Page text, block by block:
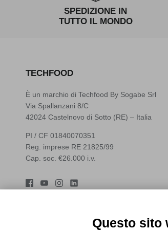
SPEDIZIONE IN
TUTTO IL MONDO
TECHFOOD
È un marchio di Techfood By Sogabe Srl
Via Spallanzani 8/C
42024 Castelnovo di Sotto (RE) – Italia
PI / CF 01840070351
Reg. imprese RE 21825/99
Cap. soc. €26.000 i.v.
Questo sito